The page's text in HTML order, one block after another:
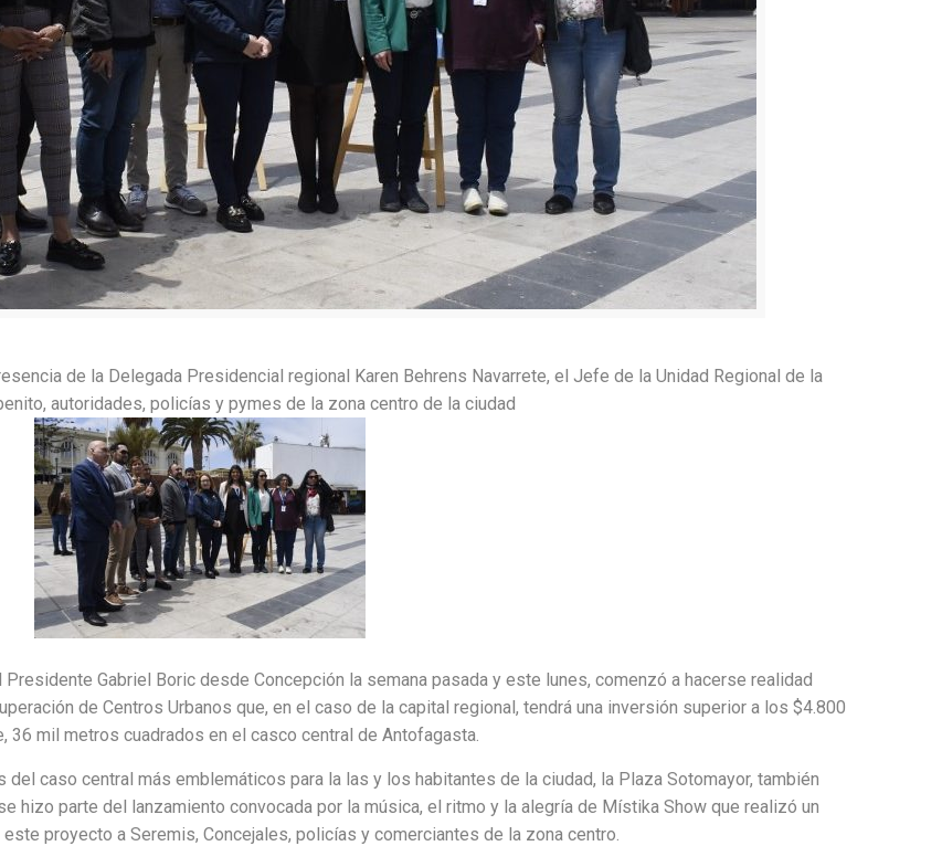
de la Delegada Presidencial regional Karen Behrens Navarrete, el Jefe de la Unidad Regional de la
autoridades, policías y pymes de la zona centro de la ciudad
Gabriel Boric desde Concepción la semana pasada y este lunes, comenzó a hacerse realidad
de Centros Urbanos que, en el caso de la capital regional, tendrá una inversión superior a los $4.800
36 mil metros cuadrados en el casco central de Antofagasta.
caso central más emblemáticos para la las y los habitantes de la ciudad, la Plaza Sotomayor, también
hizo parte del lanzamiento convocada por la música, el ritmo y la alegría de Místika Show que realizó un
proyecto a Seremis, Concejales, policías y comerciantes de la zona centro.